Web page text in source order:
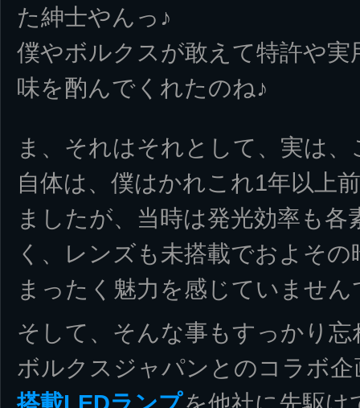
た紳士やんっ♪
僕やボルクスが敢えて特許や
味を酌んでくれたのね♪
ま、それはそれとして、実は
自体は、僕はかれこれ1年以上
ましたが、当時は発光効率も各
く、レンズも未搭載でおよそ
まったく魅力を感じていません
そして、そんな事もすっかり
ボルクスジャパンとのコラボ企